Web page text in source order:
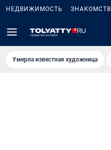
НЕДВИЖИМОСТЬ
Умерла известная художница